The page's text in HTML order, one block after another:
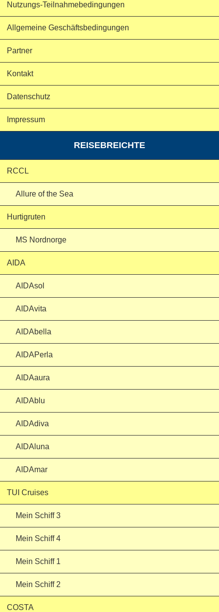
Nutzungs-Teilnahmebedingungen
Allgemeine Geschäftsbedingungen
Partner
Kontakt
Datenschutz
Impressum
REISEBREICHTE
RCCL
Allure of the Sea
Hurtigruten
MS Nordnorge
AIDA
AIDAsol
AIDAvita
AIDAbella
AIDAPerla
AIDAaura
AIDAblu
AIDAdiva
AIDAluna
AIDAmar
TUI Cruises
Mein Schiff 3
Mein Schiff 4
Mein Schiff 1
Mein Schiff 2
COSTA